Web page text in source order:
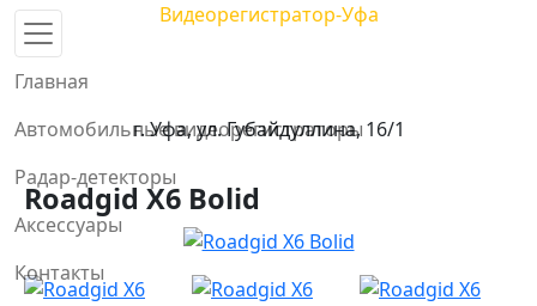
Видеорегистратор-Уфа
Центр автомобильных видеорегистраторов и радар-
г. Уфа, ул. Губайдуллина, 16/1
Главная
Автомобильные видеорегистраторы
Радар-детекторы
Аксессуары
Контакты
Roadgid X6 Bolid